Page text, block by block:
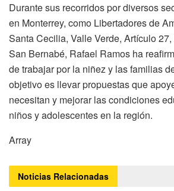
Durante sus recorridos por diversos
en Monterrey, como Libertadores de
Santa Cecilia, Valle Verde, Artículo
San Bernabé, Rafael Ramos ha
de trabajar por la niñez y las familias
objetivo es llevar propuestas que
necesitan y mejorar las condiciones
niños y adolescentes en la región.
Array
Noticias Relacionadas